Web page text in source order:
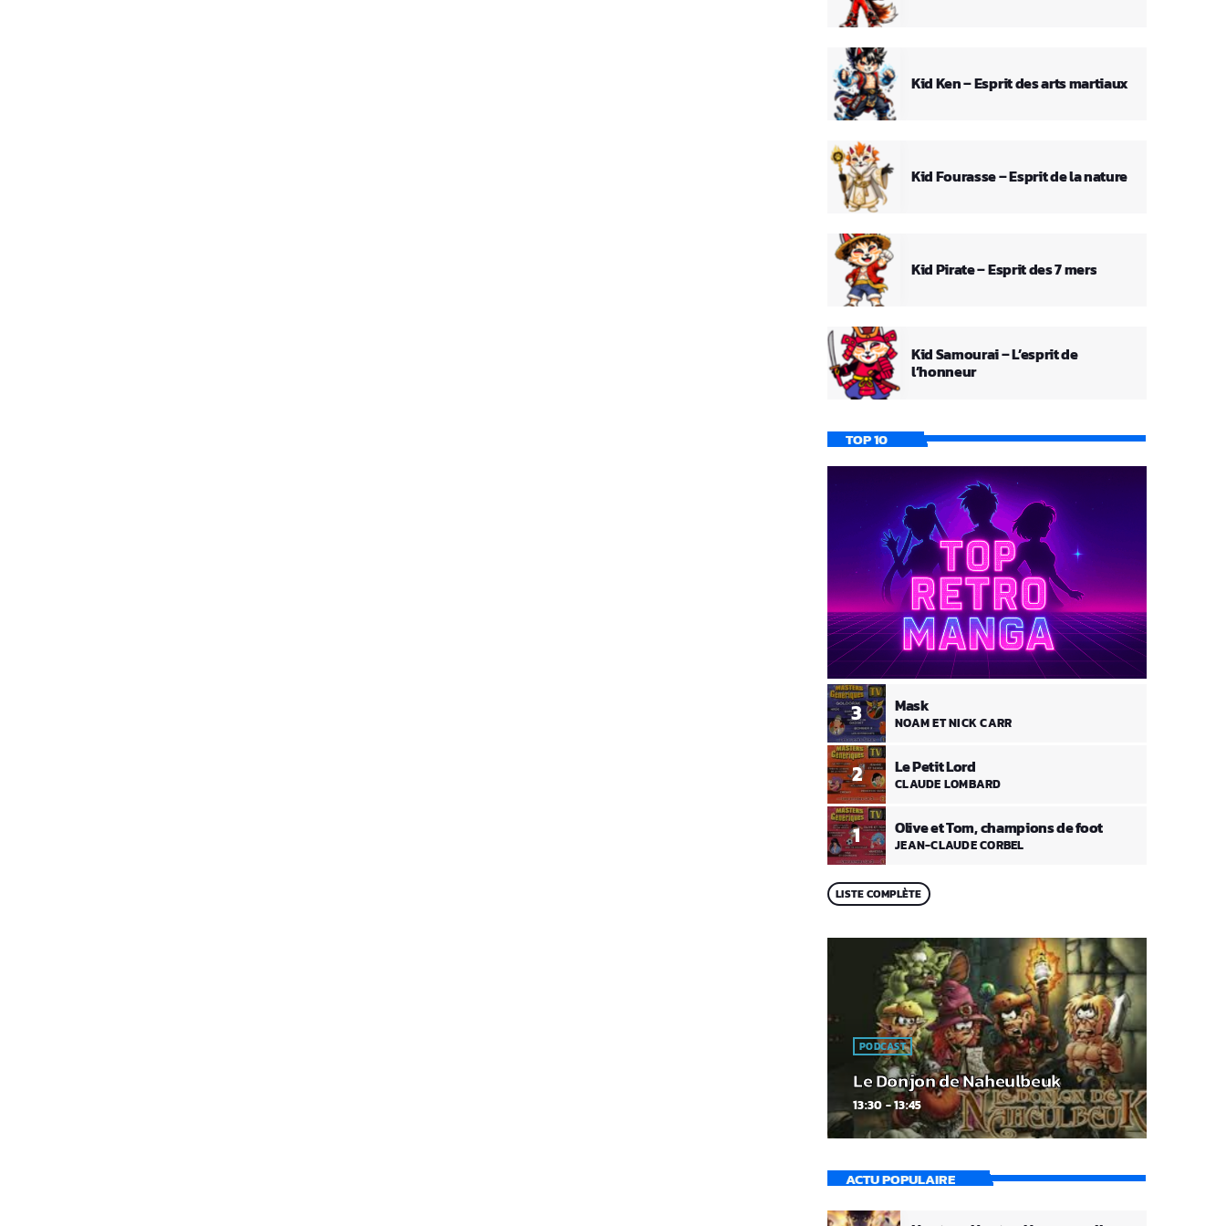
Kid Ken – Esprit des arts martiaux
Kid Fourasse – Esprit de la nature
Kid Pirate – Esprit des 7 mers
Kid Samourai – L’esprit de
l’honneur
TOP 10
1 Olive et Tom, champions de foot
JEAN-CLAUDE CORBEL
2 Le Petit Lord
CLAUDE LOMBARD
3 Mask
NOAM ET NICK CARR
LISTE COMPLÈTE
PODCAST
Le Donjon de Naheulbeuk
13:30 - 13:45
ACTU POPULAIRE